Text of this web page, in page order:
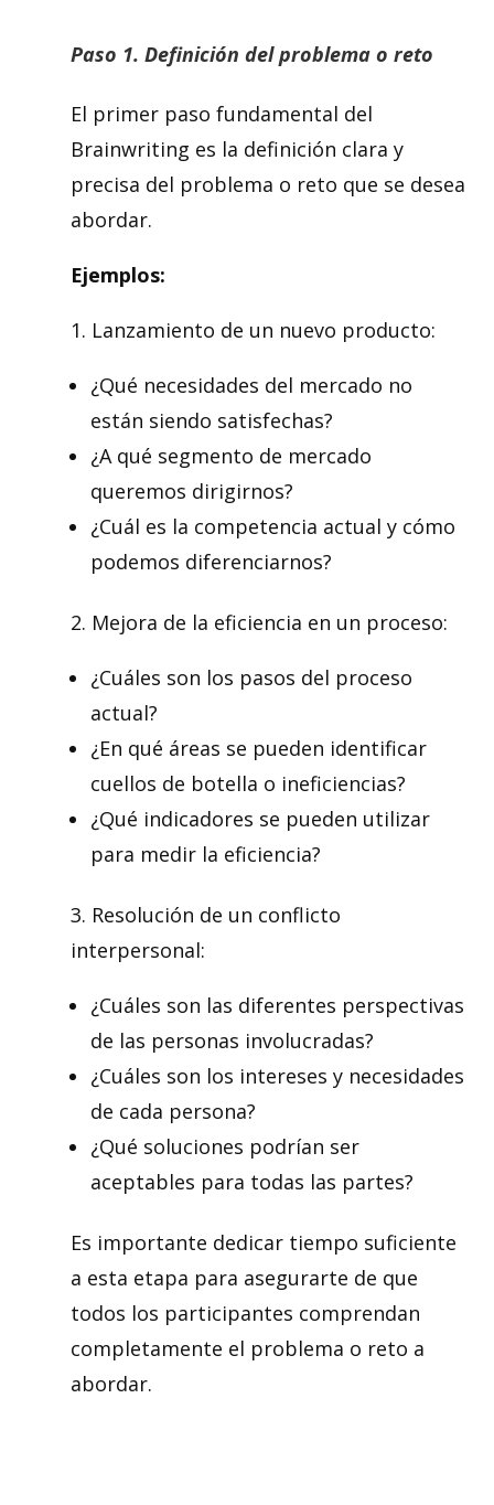
Paso 1. Definición del problema o reto
El primer paso fundamental del
Brainwriting es la definición clara y
precisa del problema o reto que se desea
abordar.
Ejemplos:
1. Lanzamiento de un nuevo producto:
¿Qué necesidades del mercado no
están siendo satisfechas?
¿A qué segmento de mercado
queremos dirigirnos?
¿Cuál es la competencia actual y cómo
podemos diferenciarnos?
2. Mejora de la eficiencia en un proceso:
¿Cuáles son los pasos del proceso
actual?
¿En qué áreas se pueden identificar
cuellos de botella o ineficiencias?
¿Qué indicadores se pueden utilizar
para medir la eficiencia?
3. Resolución de un conflicto
interpersonal:
¿Cuáles son las diferentes perspectivas
de las personas involucradas?
¿Cuáles son los intereses y necesidades
de cada persona?
¿Qué soluciones podrían ser
aceptables para todas las partes?
Es importante dedicar tiempo suficiente
a esta etapa para asegurarte de que
todos los participantes comprendan
completamente el problema o reto a
abordar.